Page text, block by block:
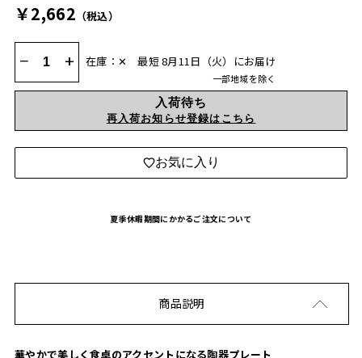
￥2,662 （税込）
− + 在庫：✕ 最短 8月11日（火）にお届け
一部地域を除く
入荷待ち
再入荷お知らせ登録はこちら
お気に入り
夏季休暇期間にかかるご注文について
商品説明
華やかで美しく食卓のアクセントになる陶器プレート